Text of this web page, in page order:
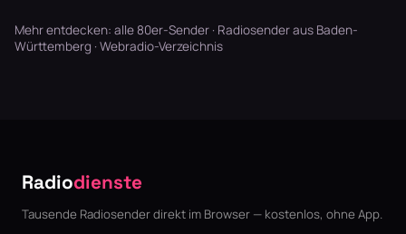
Mehr entdecken: alle 80er-Sender · Radiosender aus Baden-
Württemberg · Webradio-Verzeichnis
Radiodienste
Tausende Radiosender direkt im Browser — kostenlos, ohne App.